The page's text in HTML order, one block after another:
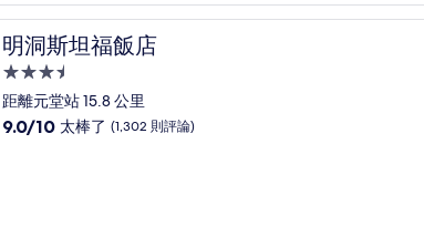
夠
讚，
(2,173
則
評
論)
明洞斯坦福飯店
明洞斯坦福飯店
3.5
星
級
距離元堂站 15.8 公里
9.0
9.0/10 太棒了 (1,302 則評論)